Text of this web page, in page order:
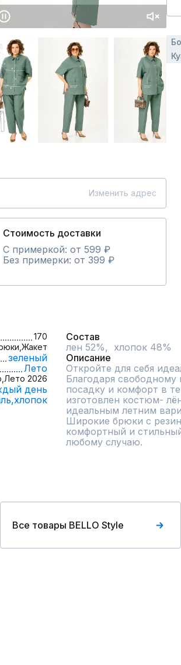
Изменить адрес
Стоимость доставки
С примеркой: от 599 ₽
Без примерки: от 399 ₽
170
Жакет
зеленый
Лето
Лето 2026
день
хлопок
Состав
лен 52%,  хлопок 48%
Описание
Откройте для себя
Благодаря
посадку и комфорт в
изготовлен костюм-
идеальным летним
Широкие брюки с
комфортный и
любому случаю.
Все товары BELLO Style